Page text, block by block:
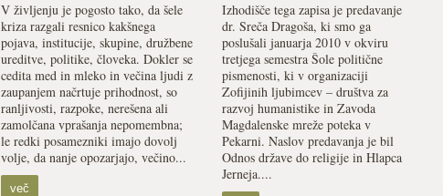
V življenju je pogosto tako, da šele
kriza razgali resnico kakšnega
pojava, institucije, skupine, družbene
ureditve, politike, človeka. Dokler se
cedita med in mleko in večina ljudi z
zaupanjem načrtuje prihodnost, so
ranljivosti, razpoke, nerešena ali
zamolčana vprašanja nepomembna;
le redki posamezniki imajo dovolj
volje, da nanje opozarjajo, večino...
več
Izhodišče tega zapisa je predavanje
dr. Sreča Dragoša, ki smo ga
poslušali januarja 2010 v okviru
tretjega semestra Šole politične
pismenosti, ki v organizaciji
Zofijinih ljubimcev – društva za
razvoj humanistike in Zavoda
Magdalenske mreže poteka v
Pekarni. Naslov predavanja je bil
Odnos države do religije in Hlapca
Jerneja....